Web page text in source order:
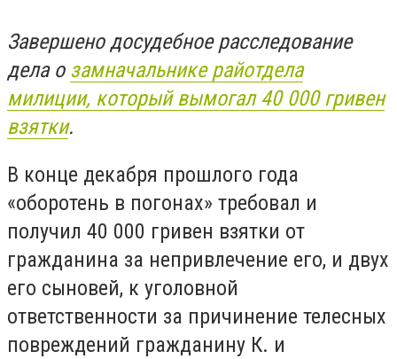
Завершено досудебное расследование
дела о замначальнике райотдела
милиции, который вымогал 40 000 гривен
взятки.
В конце декабря прошлого года
«оборотень в погонах» требовал и
получил 40 000 гривен взятки от
гражданина за непривлечение его, и двух
его сыновей, к уголовной
ответственности за причинение телесных
повреждений гражданину К. и